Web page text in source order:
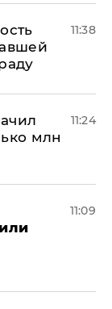
11:38
млн
11:24
11:09